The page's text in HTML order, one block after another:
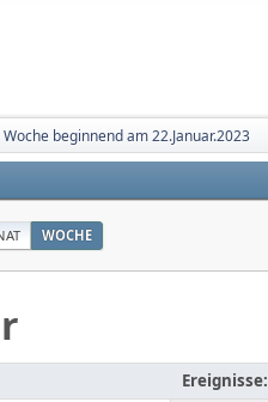
Woche beginnend am 22.Januar.2023
WOCHE
Ereignisse: